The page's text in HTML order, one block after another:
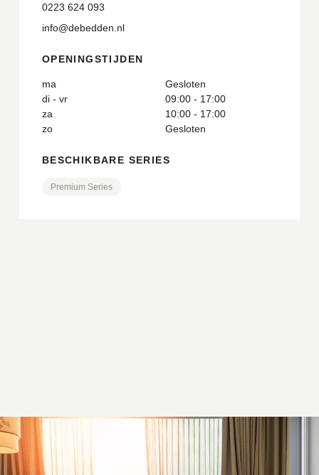
0223 624 093
info@debedden.nl
OPENINGSTIJDEN
ma
Gesloten
di - vr
09:00 - 17:00
za
10:00 - 17:00
zo
Gesloten
BESCHIKBARE SERIES
Premium Series